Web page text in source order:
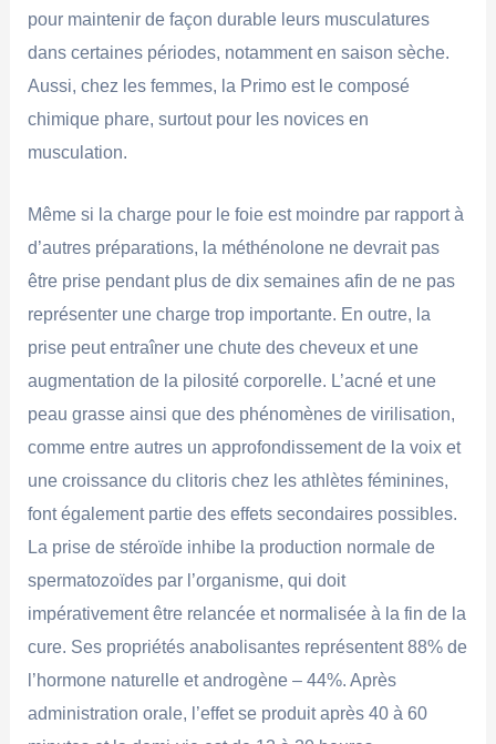
pour maintenir de façon durable leurs musculatures
dans certaines périodes, notamment en saison sèche.
Aussi, chez les femmes, la Primo est le composé
chimique phare, surtout pour les novices en
musculation.
Même si la charge pour le foie est moindre par rapport à
d’autres préparations, la méthénolone ne devrait pas
être prise pendant plus de dix semaines afin de ne pas
représenter une charge trop importante. En outre, la
prise peut entraîner une chute des cheveux et une
augmentation de la pilosité corporelle. L’acné et une
peau grasse ainsi que des phénomènes de virilisation,
comme entre autres un approfondissement de la voix et
une croissance du clitoris chez les athlètes féminines,
font également partie des effets secondaires possibles.
La prise de stéroïde inhibe la production normale de
spermatozoïdes par l’organisme, qui doit
impérativement être relancée et normalisée à la fin de la
cure. Ses propriétés anabolisantes représentent 88% de
l’hormone naturelle et androgène – 44%. Après
administration orale, l’effet se produit après 40 à 60